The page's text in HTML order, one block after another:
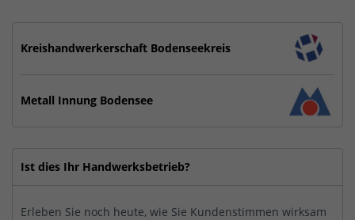
Kreishandwerkerschaft Bodenseekreis
Metall Innung Bodensee
Ist dies Ihr Handwerksbetrieb?
Erleben Sie noch heute, wie Sie Kundenstimmen wirksam